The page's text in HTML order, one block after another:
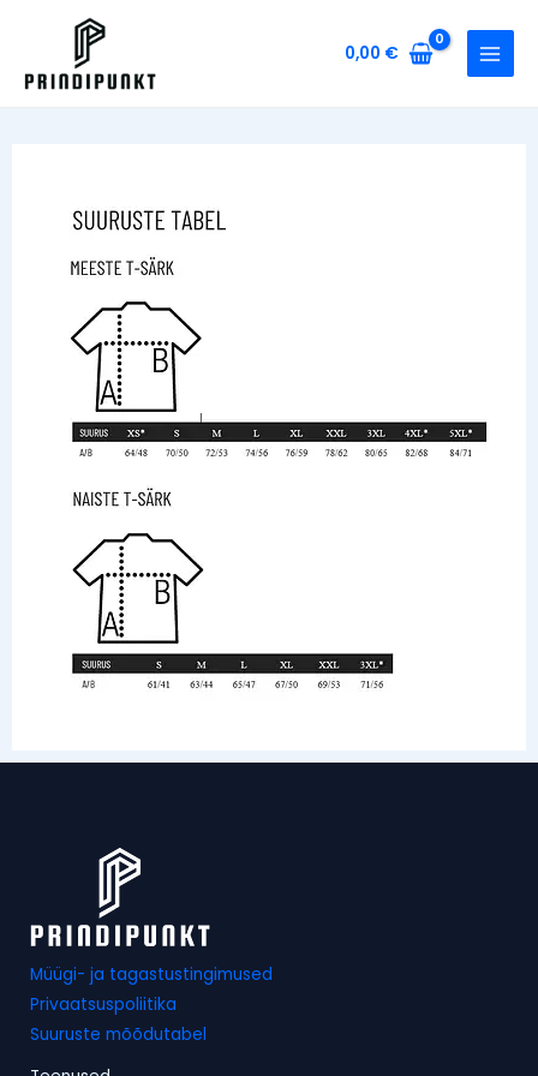
content
0,00 €
Müügi- ja tagastustingimused
Privaatsuspoliitika
Suuruste mõõdutabel